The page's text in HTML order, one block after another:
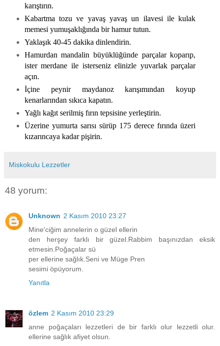
karıştırın.
Kabartma tozu ve yavaş yavaş un ilavesi ile kulak
memesi yumuşaklığında bir hamur tutun.
Yaklaşık 40-45 dakika dinlendirin.
Hamurdan mandalin büyüklüğünde parçalar koparıp,
ister merdane ile isterseniz elinizle yuvarlak parçalar
açın.
İçine peynir maydanoz karışımından koyup
kenarlarından sıkıca kapatın.
Yağlı kağıt serilmiş fırın tepsisine yerleştirin.
Üzerine yumurta sarısı sürüp 175 derece fırında üzeri
kızarıncaya kadar pişirin.
Miskokulu Lezzetler
48 yorum:
Unknown 2 Kasım 2010 23:27
Mine'ciğim annelerin o güzel ellerin
den herşey farklı bir güzel.Rabbim başınızdan eksik
etmesin.Poğaçalar sü
per ellerine sağlık.Seni ve Müge Pren
sesimi öpüyorum.
Yanıtla
özlem 2 Kasım 2010 23:29
anne poğaçaları lezzetleri de bir farklı olur lezzetli olur.
ellerine sağlık afiyet olsun.